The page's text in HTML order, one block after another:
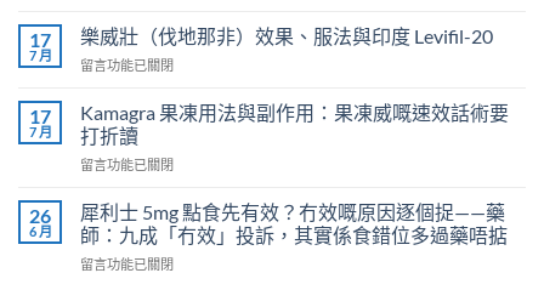
鋼
導
不
孕
嗎？
科
實
證
告
常
人
吃
利
士
怎
3
位
網
友
17
7 月
樂威壯（伐地那非）效果、服法與印度 Levifil-20
在
威
壯
（伐
地
非）
效
果、
服
留言功能已關閉
17
7 月
Kamagra 果凍用法與副作用：果凍威嘅速效話術要
打折讀
在
果
凍
用
法
留言功能已關閉
26
6 月
犀利士 5mg 點食先有效？冇效嘅原因逐個捉——藥
師：九成「冇效」投訴，其實係食錯位多過藥唔掂
在
留言功能已關閉